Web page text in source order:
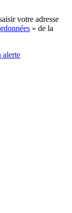
votre adresse
» de la